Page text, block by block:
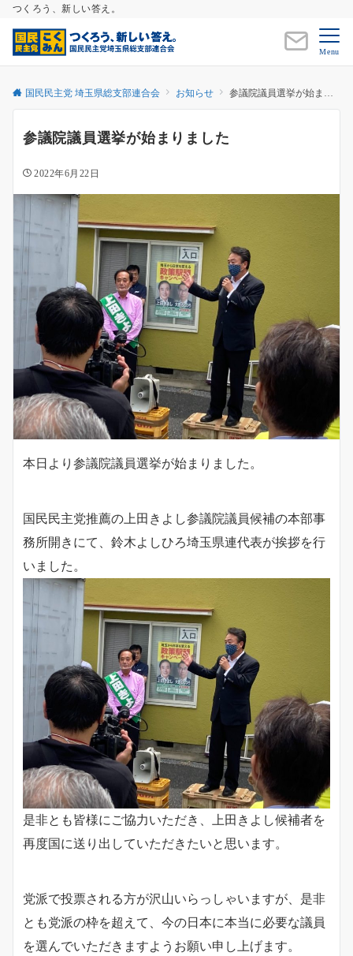
つくろう、新しい答え。
Menu
国民民主党 埼玉県総支部連合会 お知らせ 参議院議員選挙が始まりました
参議院議員選挙が始まりました
2022年6月22日
本日より参議院議員選挙が始まりました。
国民民主党推薦の上田きよし参議院議員候補の本部事
務所開きにて、鈴木よしひろ埼玉県連代表が挨拶を行
いました。
是非とも皆様にご協力いただき、上田きよし候補者を
再度国に送り出していただきたいと思います。
党派で投票される方が沢山いらっしゃいますが、是非
とも党派の枠を超えて、今の日本に本当に必要な議員
を選んでいただきますようお願い申し上げます。